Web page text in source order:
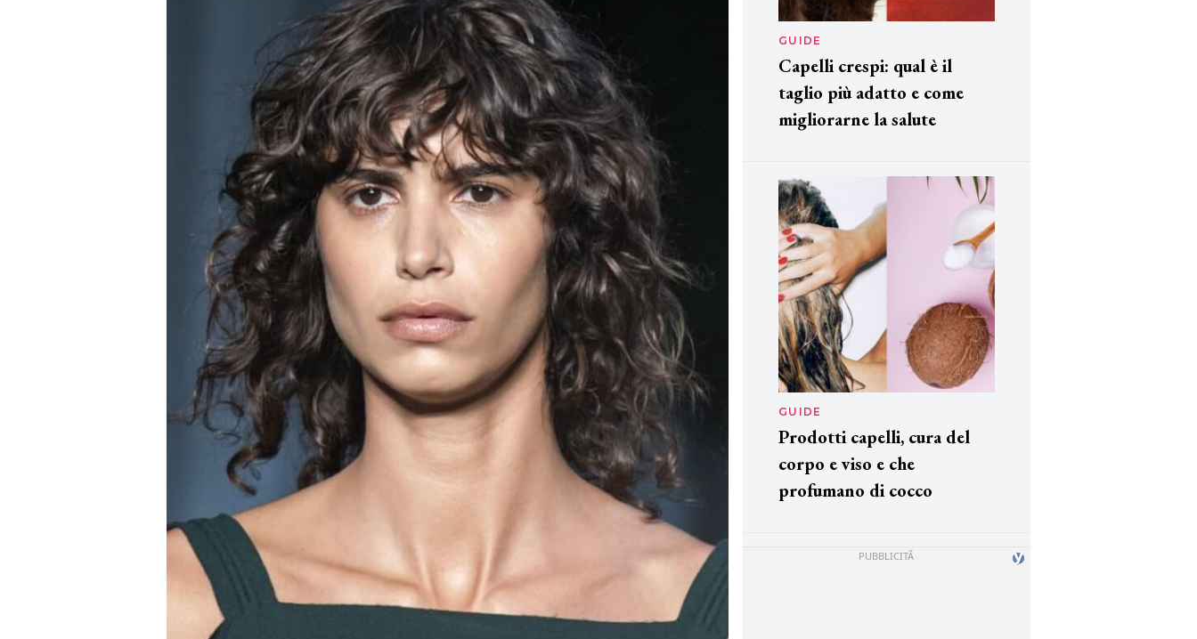
GUIDE
Capelli crespi: qual è il
taglio più adatto e come
migliorarne la salute
GUIDE
Prodotti capelli, cura del
corpo e viso e che
profumano di cocco